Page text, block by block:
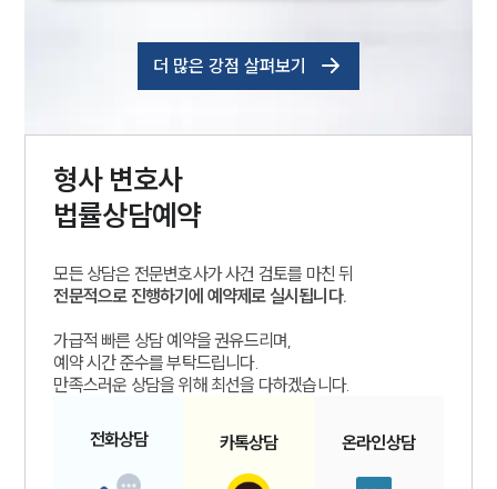
더 많은 강점 살펴보기
형사변호사
법률상담예약
모든 상담은 전문변호사가 사건 검토를 마친 뒤
전문적으로 진행하기에 예약제로 실시됩니다.
가급적 빠른 상담 예약을 권유드리며,
예약 시간 준수를 부탁드립니다.
만족스러운 상담을 위해 최선을 다하겠습니다.
전화상담 카톡상담 온라인상담